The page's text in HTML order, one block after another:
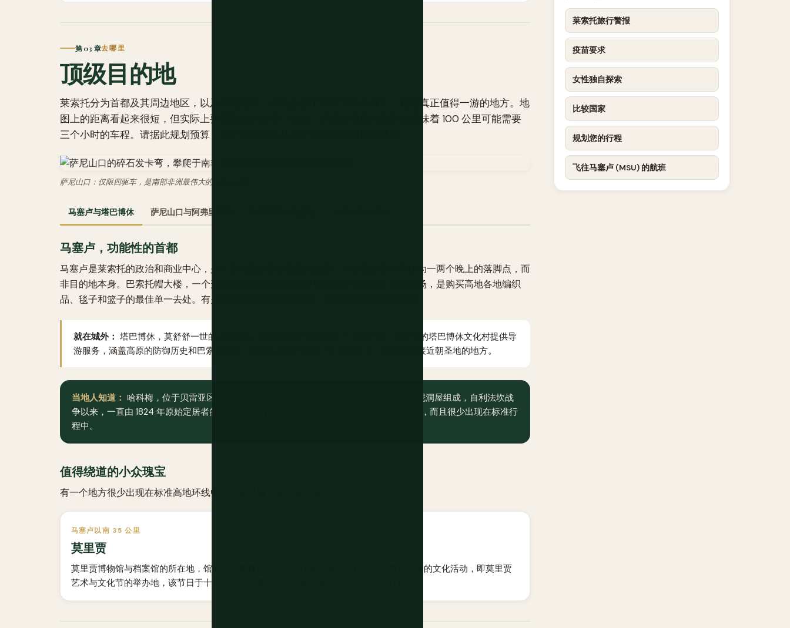
第 03 章去哪里
顶级目的地
莱索托分为首都及其周边地区，以及高地地区，高地占据了该国大部分领土，也是真正值得一游的地方。地
图上的距离看起来很短，但实际上要花更长的时间：山路、碎石路面和河流穿越意味着 100 公里可能需要
三个小时的车程。请据此规划预算，而不是试图以马塞卢为基地看遍所有地方。
萨尼山口：仅限四驱车，是南部非洲最伟大的山地公路之一。
马塞卢与塔巴博休 萨尼山口与阿弗里斯基
马塞卢，功能性的首都
马塞卢是莱索托的政治和商业中心，是一座功能性而非美丽的城市，大多数游客将其作为一两个晚上的落脚点，而
非目的地本身。巴索托帽大楼，一个形状像该国标志性锥形草帽莫科罗特洛的工艺品市场，是购买高地各地编织
品、毯子和篮子的最佳单一去处。有关住宿和餐饮的详细信息，请参阅完整的城市指南。
就在城外： 塔巴博休，莫舒舒一世的山地要塞，距离马塞卢市中心仅一小段车程。山脚下的塔巴博休文化村提供导
游服务，涵盖高原的防御历史和巴索托传统，攀登本身大约需要一个小时上下，是该国最接近朝圣地的地方。
当地人知道： 哈科梅，位于贝雷亚区马塞卢东北约 60 公里处，由五间建在岩石悬垂下的泥洞屋组成，自利法坎战
争以来，一直由 1824 年原始定居者的后裔持续居住。这是一个真正的活态遗址，而非重建，而且很少出现在标准行
程中。
值得绕道的小众瑰宝
有一个地方很少出现在标准高地环线中，但从马塞卢很容易到达。
马塞卢以南 35 公里
莫里贾
莫里贾博物馆与档案馆的所在地，馆内陈列着真正的恐龙脚印化石发现，也是该国首屈一指的文化活动，即莫里贾
艺术与文化节的举办地，该节日于十月的第一周举行。从首都出发，半日即可轻松往返。
莱索托旅行警报
疫苗要求
女性独自探索
比较国家
规划您的行程
飞往马塞卢 (MSU) 的航班